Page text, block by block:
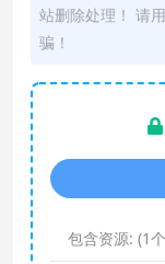
站删除处理！ 请
骗！
包含资源: (1